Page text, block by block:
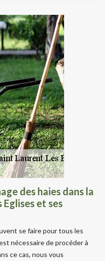
des haies dans la
et ses
se faire pour tous les
nécessaire de procéder à
ce cas, nous vous